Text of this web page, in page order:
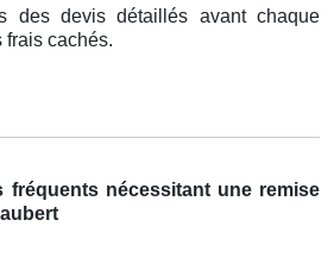
des devis détaillés avant chaque
frais cachés.
fréquents nécessitant une remise